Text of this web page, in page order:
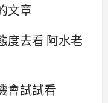
文章
度去看 阿水老
會試試看